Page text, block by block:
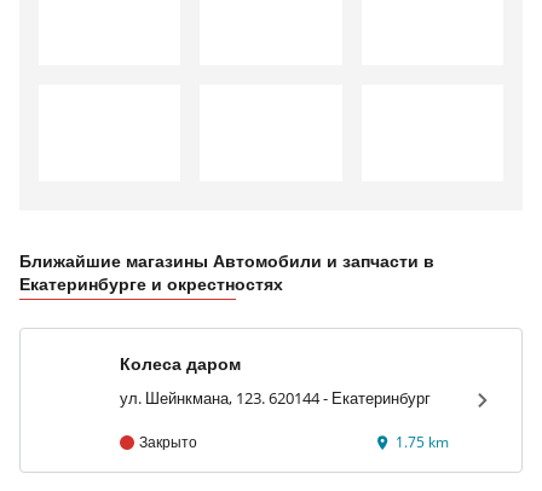
Ближайшие магазины Автомобили и запчасти в
Екатеринбурге и окрестностях
Колеса даром
ул. Шейнкмана, 123. 620144 - Екатеринбург
Закрыто 1.75 km